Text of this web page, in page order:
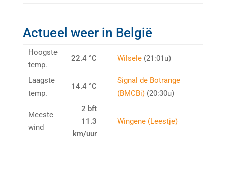
Actueel weer in België
Hoogste
temp.
22.4 °C Wilsele(21:01u)
Laagste
temp.
14.4 °C
Signal de Botrange
(BMCBi)(20:30u)
Meeste
wind
2 bft
11.3
km/uur
Wingene (Leestje)